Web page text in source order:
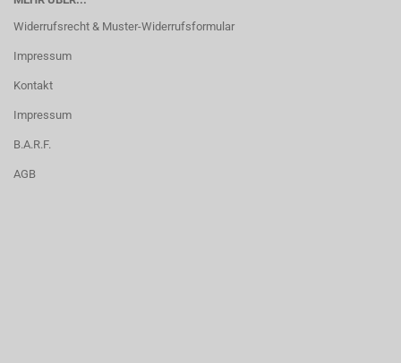
Widerrufsrecht & Muster-Widerrufsformular
Impressum
Kontakt
Impressum
B.A.R.F.
AGB